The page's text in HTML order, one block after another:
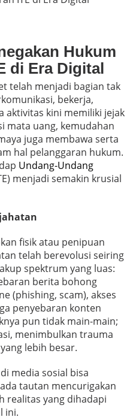
Hukum
di Era Digital
telah menjadi bagian tak
bekerja,
aktivitas kini memiliki jejak
mata uang, kemudahan
juga membawa serta
hal pelanggaran hukum.
Undang-Undang
menjadi semakin krusial
fisik atau penipuan
telah berevolusi seiring
spektrum yang luas:
berita bohong
(phishing, scam), akses
penyebaran konten
pun tidak main-main;
menimbulkan trauma
lebih besar.
media sosial bisa
tautan mencurigakan
realitas yang dihadapi
ini.